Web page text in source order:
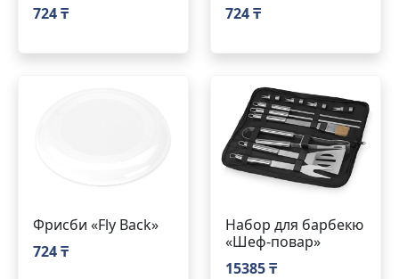
724 ₸
724 ₸
Фрисби «Fly Back»
724 ₸
Набор для барбекю
«Шеф-повар»
15385 ₸